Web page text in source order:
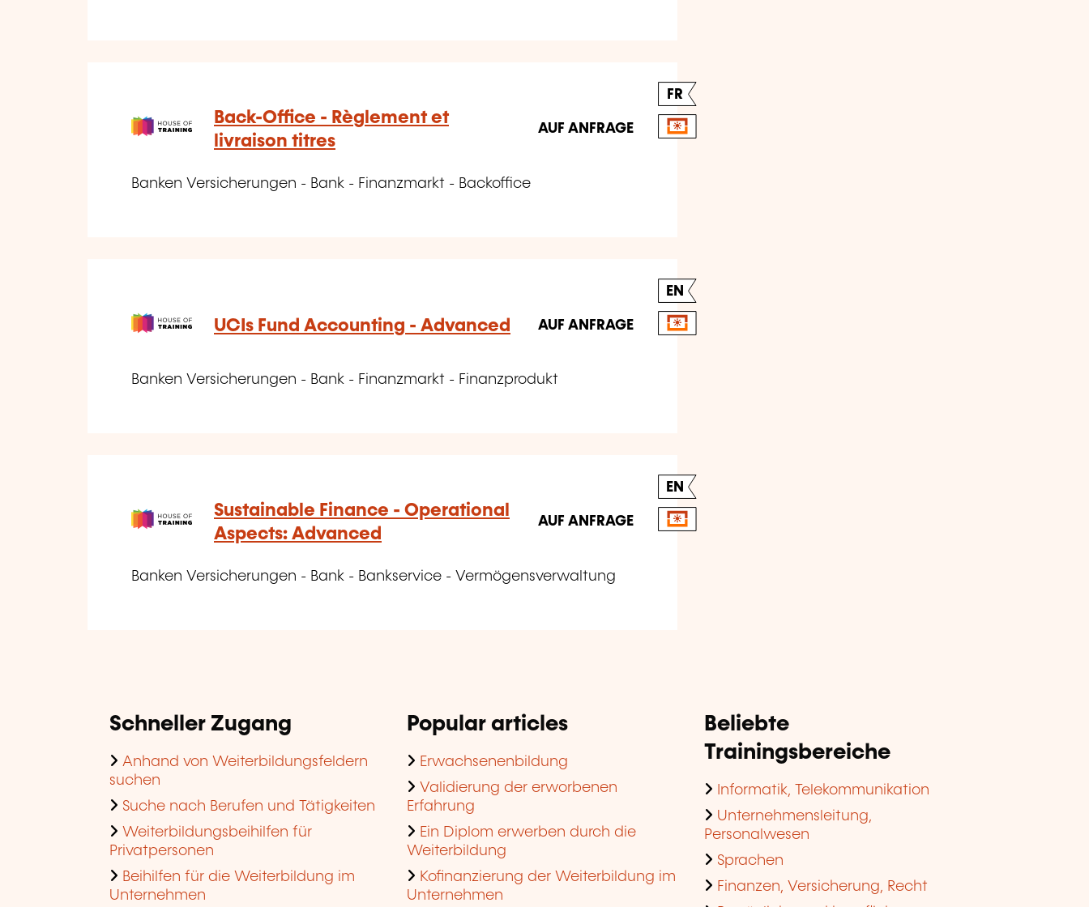
FR
Back-Office - Règlement et
livraison titres
AUF ANFRAGE
Banken Versicherungen - Bank - Finanzmarkt - Backoffice
EN
UCIs Fund Accounting - Advanced AUF ANFRAGE
Banken Versicherungen - Bank - Finanzmarkt - Finanzprodukt
EN
Sustainable Finance - Operational
Aspects: Advanced
AUF ANFRAGE
Banken Versicherungen - Bank - Bankservice - Vermögensverwaltung
Schneller Zugang
Anhand von Weiterbildungsfeldern
suchen
Suche nach Berufen und Tätigkeiten
Weiterbildungsbeihilfen für
Privatpersonen
Beihilfen für die Weiterbildung im
Unternehmen
Popular articles
Erwachsenenbildung
Validierung der erworbenen
Erfahrung
Ein Diplom erwerben durch die
Weiterbildung
Kofinanzierung der Weiterbildung im
Unternehmen
Beliebte
Trainingsbereiche
Informatik, Telekommunikation
Unternehmensleitung,
Personalwesen
Sprachen
Finanzen, Versicherung, Recht